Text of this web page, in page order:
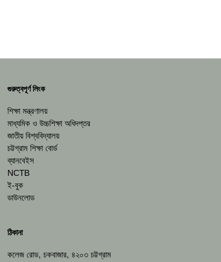
গুরুত্বপূর্ণ লিংক
শিক্ষা মন্ত্রণালয়
মাধ্যমিক ও উচ্চশিক্ষা অধিদপ্তর
জাতীয় বিশ্ববিদ্যালয়
চট্টগ্রাম শিক্ষা বোর্ড
ব্যানবেইস
NCTB
ই-বুক
ডাউনলোড
ঠিকানা
কলেজ রোড, চকবাজার, ৪২০৩ চট্টগ্রাম